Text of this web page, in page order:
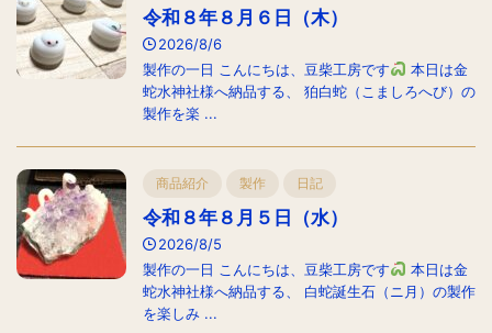
令和８年８月６日（木）
2026/8/6
製作の一日 こんにちは、豆柴工房です
本日は金
蛇水神社様へ納品する、 狛白蛇（こましろへび）の
製作を楽 ...
商品紹介 製作 日記
令和８年８月５日（水）
2026/8/5
製作の一日 こんにちは、豆柴工房です
本日は金
蛇水神社様へ納品する、 白蛇誕生石（ニ月）の製作
を楽しみ ...